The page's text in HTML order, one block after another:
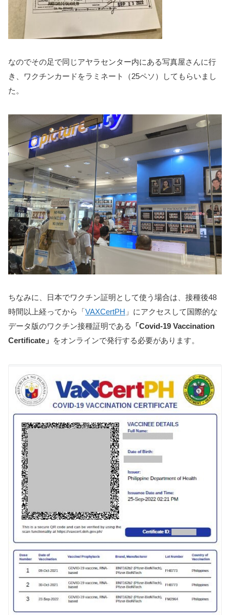
なのでその足で同じアヤラセンター内にある写真屋さんに行
き、ワクチンカードをラミネート（25ペソ）してもらいまし
た。
ちなみに、日本でワクチン証明として使う場合は、接種後48
時間以上経ってから「VAXCertPH 」にアクセスして国際的な
データ版のワクチン接種証明である
「Covid-19 Vaccination
Certificate」 をオンラインで発行する必要があります。